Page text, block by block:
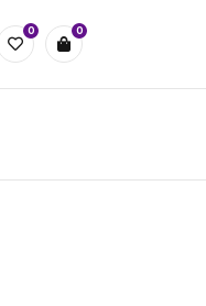
0 0